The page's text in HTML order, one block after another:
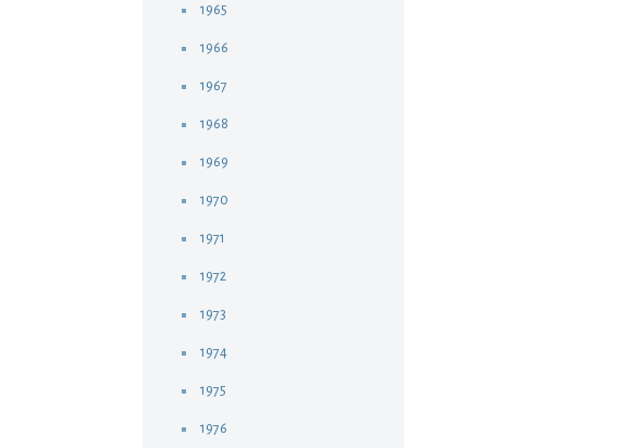
1965
1966
1967
1968
1969
1970
1971
1972
1973
1974
1975
1976